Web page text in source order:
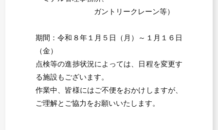
ガントリークレーン等）
期間：令和８年１月５日（月）～１月１６日
（金）
点検等の進捗状況によっては、日程を変更す
る施設もございます。
作業中、皆様にはご不便をおかけしますが、
ご理解とご協力をお願いいたします。